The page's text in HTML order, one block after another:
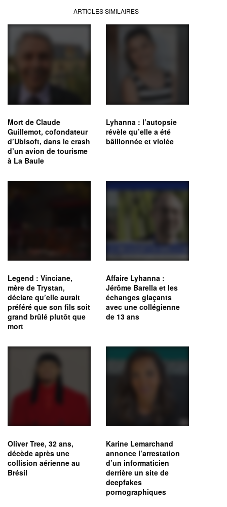
ARTICLES SIMILAIRES
Mort de Claude
Guillemot, cofondateur
d’Ubisoft, dans le crash
d’un avion de tourisme
à La Baule
Lyhanna : l’autopsie
révèle qu’elle a été
bâillonnée et violée
Legend : Vinciane,
mère de Trystan,
déclare qu’elle aurait
préféré que son fils soit
grand brûlé plutôt que
mort
Affaire Lyhanna :
Jérôme Barella et les
échanges glaçants
avec une collégienne
de 13 ans
Oliver Tree, 32 ans,
décède après une
collision aérienne au
Brésil
Karine Lemarchand
annonce l’arrestation
d’un informaticien
derrière un site de
deepfakes
pornographiques